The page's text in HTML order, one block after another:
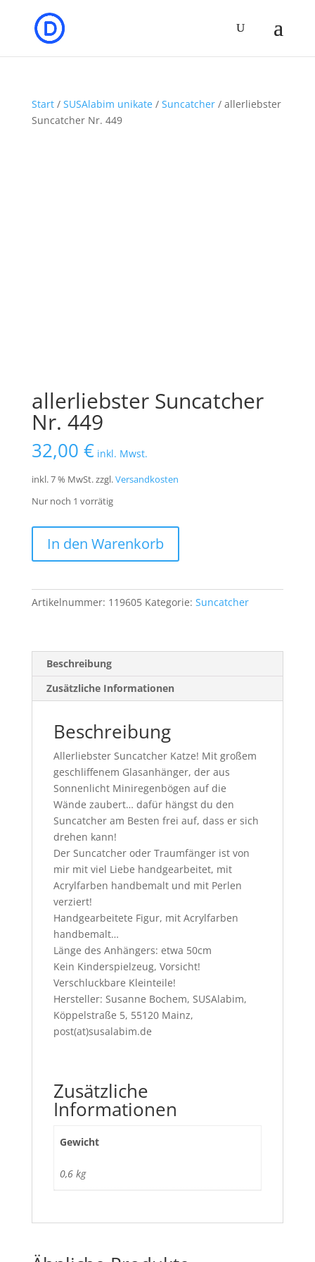
Start/ SUSAlabim unikate/ Suncatcher/ allerliebster
Suncatcher Nr. 449
allerliebster Suncatcher
Nr. 449
32,00 € inkl. Mwst.
inkl. 7 % MwSt.zzgl.Versandkosten
Nur noch 1 vorrätig
Suncatcher
Menge
In den Warenkorb
Artikelnummer: 119605 Kategorie: Suncatcher
Beschreibung
Zusätzliche Informationen
Beschreibung
Allerliebster Suncatcher Katze! Mit großem
geschliffenem Glasanhänger, der aus
Sonnenlicht Miniregenbögen auf die
Wände zaubert… dafür hängst du den
Suncatcher am Besten frei auf, dass er sich
drehen kann!
Der Suncatcher oder Traumfänger ist von
mir mit viel Liebe handgearbeitet, mit
Acrylfarben handbemalt und mit Perlen
verziert!
Handgearbeitete Figur, mit Acrylfarben
handbemalt…
Länge des Anhängers: etwa 50cm
Kein Kinderspielzeug, Vorsicht!
Verschluckbare Kleinteile!
Hersteller: Susanne Bochem, SUSAlabim,
Köppelstraße 5, 55120 Mainz,
post(at)susalabim.de
Zusätzliche
Informationen
Gewicht
0,6 kg